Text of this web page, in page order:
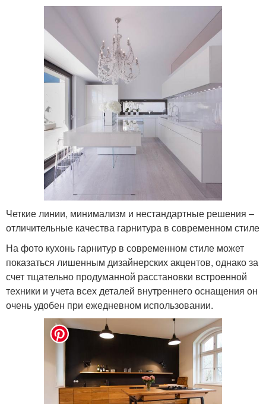
Четкие линии, минимализм и нестандартные решения –
отличительные качества гарнитура в современном стиле
На фото кухонь гарнитур в современном стиле может
показаться лишенным дизайнерских акцентов, однако за
счет тщательно продуманной расстановки встроенной
техники и учета всех деталей внутреннего оснащения он
очень удобен при ежедневном использовании.